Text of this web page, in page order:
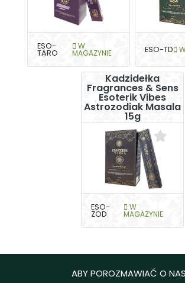
ESO-
TARO
W
MAGAZYNIE ESO-TD
Kadzidełka
Fragrances & Sens
Esoterik Vibes
Astrozodiak Masala
15g
ESO-
ZOD
W
MAGAZYNIE
ABY POROZMAWIAĆ O